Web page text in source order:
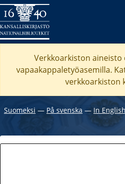
Verkkoarkiston aineisto
vapaakappaletyöasemilla.
verkkoarkiston
Suomeksi ― På svenska ― In English